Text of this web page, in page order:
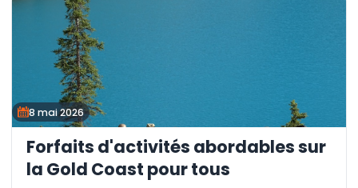
8 mai 2026
Forfaits d'activités abordables sur
la Gold Coast pour tous